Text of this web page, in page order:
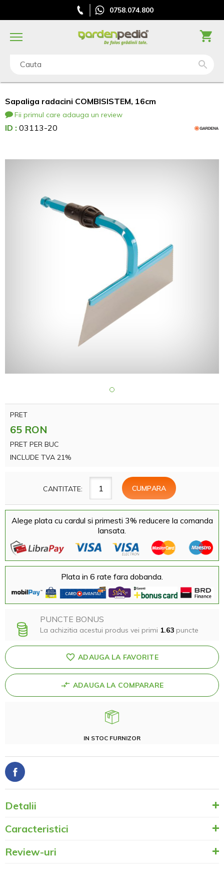
0758.074.800
Cauta
Sapaliga radacini COMBISISTEM, 16cm
Fii primul care adauga un review
ID : 03113-20
PRET
65 RON
PRET PER BUC
INCLUDE TVA 21%
CANTITATE:
Alege plata cu cardul si primesti 3% reducere la comanda
lansata.
Plata in 6 rate fara dobanda.
PUNCTE BONUS
La achizitia acestui produs vei primi 1.63 puncte
ADAUGA LA FAVORITE
ADAUGA LA COMPARARE
IN STOC FURNIZOR
Detalii
Caracteristici
Review-uri